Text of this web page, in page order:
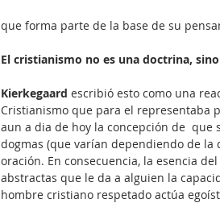
que forma parte de la base de su
El cristianismo no es una doctrina,
Kierkegaard escribió esto como una
Cristianismo que para el representaba
aun a dia de hoy la concepción de
dogmas (que varían dependiendo de la
oración. En consecuencia, la esencia
abstractas que le da a alguien la
hombre cristiano respetado actúa